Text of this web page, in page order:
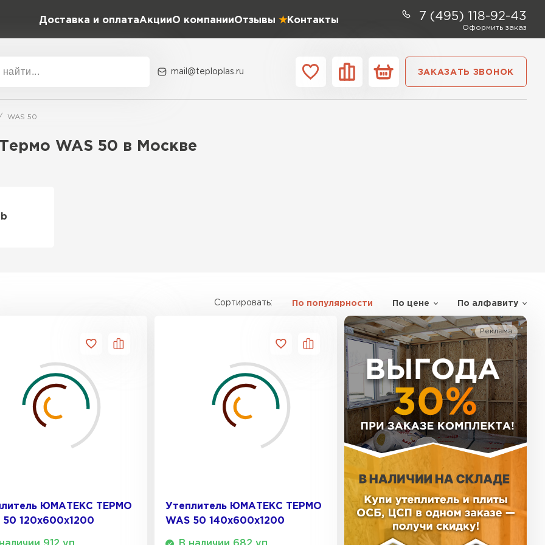
Доставка и оплатаАкцииО компанииОтзывы Контакты 7 (495) 118-92-43
Оформить заказ
mail@teploplas.ru ЗАКАЗАТЬ ЗВОНОК
WAS 50
WAS 50 в Москве
Сортировать: По популярности По цене По алфавиту
ЮМАТЕКС ТЕРМО
50 120х600х1200
Утеплитель ЮМАТЕКС ТЕРМО
WAS 50 140х600х1200
Реклама
Контакты
ПЕРЕЙТИ
Утеплитель Ruspanel
ПЕРЕЙТИ
ПЕРЕЙТИ